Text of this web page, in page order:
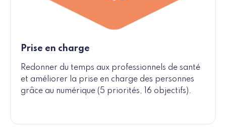
Prise en charge
Redonner du temps aux professionnels de santé
et améliorer la prise en charge des personnes
grâce au numérique (5 priorités, 16 objectifs).